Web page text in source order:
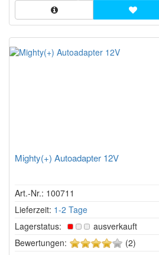
Mighty(+) Autoadapter 12V
Art.-Nr.: 100711
Lieferzeit: 1-2 Tage
Lagerstatus:
ausverkauft
Bewertungen:
4(2)